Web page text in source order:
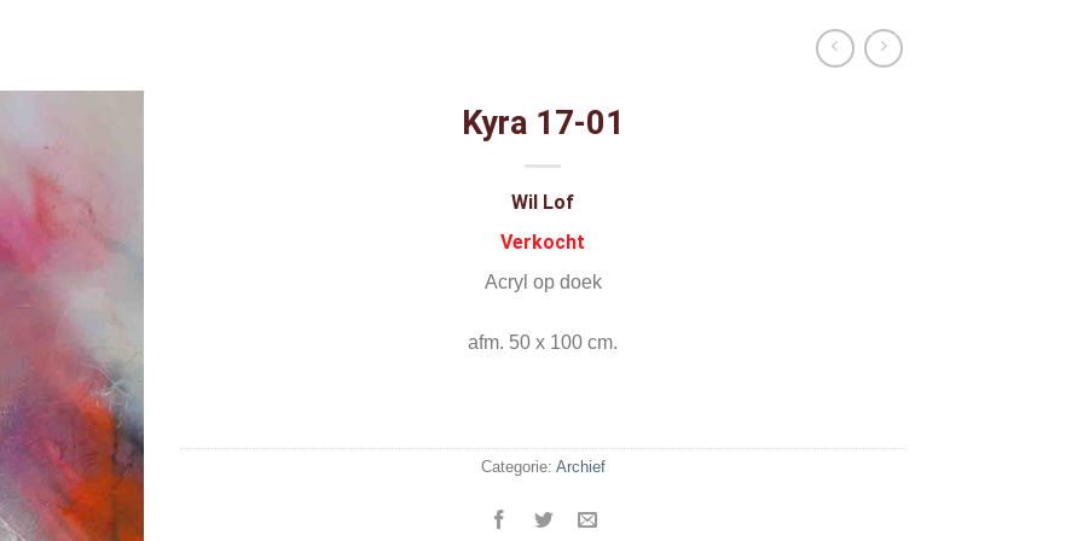
Kyra 17-01
Wil Lof
Verkocht
Acryl op doek
afm. 50 x 100 cm.
Categorie: Archief